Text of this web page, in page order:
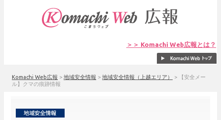
＞＞ Komachi Web広報とは？
Komachi Web広報 > 地域安全情報 > 地域安全情報（上越エリア） >
【安全メー
ル】クマの痕跡情報